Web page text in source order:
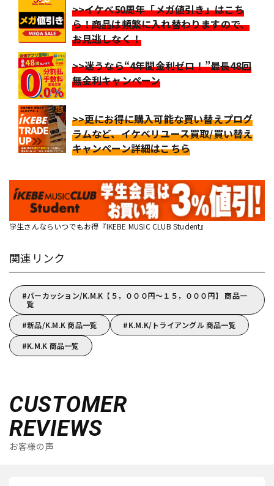
>>イケベ50周年「メガ値引き」はこち
ら！商品は頻繁に入れ替わりますので、
お見逃しなく！
>>迷うなら“4年間金利ゼロ！”最長48回
無金利キャンペーン
>>更にお得に購入可能な買い替えプログ
ラムなど、イケベリユース買取/買い替え
キャンペーン詳細はこちら
学生さんならいつでもお得『IKEBE MUSIC CLUB Student』
関連リンク
パーカッション/K.M.K【５，０００円～１５，０００円】 商品一
覧
新品/K.M.K 商品一覧
K.M.K/トライアングル 商品一覧
K.M.K 商品一覧
CUSTOMER
REVIEWS
お客様の声